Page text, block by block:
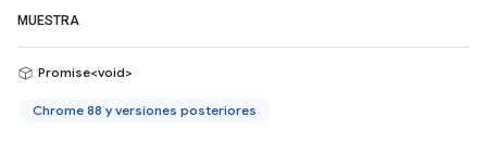
MUESTRA
Promise<void>
Chrome 88 y versiones posteriores